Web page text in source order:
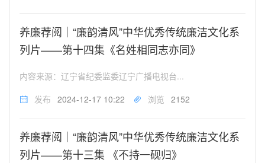
养廉荐阅｜“廉韵清风”中华优秀传统廉洁文化系
列片——第十四集《名姓相同志亦同》
内容来源：辽宁省纪委监委辽宁广播电视台...
发布 2024-12-17 10:22 浏览 2152
养廉荐阅｜“廉韵清风”中华优秀传统廉洁文化系
列片——第十三集 《不持一砚归》